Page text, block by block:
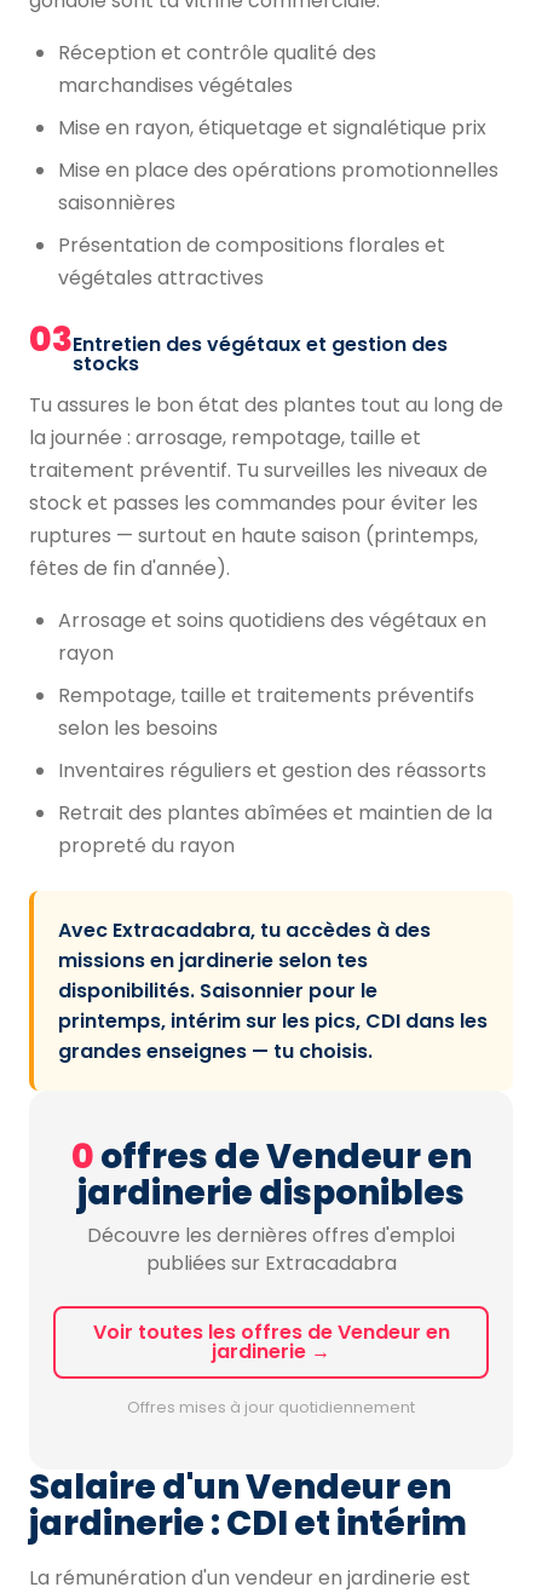
Réception et contrôle qualité des
marchandises végétales
Mise en rayon, étiquetage et signalétique prix
Mise en place des opérations promotionnelles
saisonnières
Présentation de compositions florales et
végétales attractives
03Entretien des végétaux et gestion des
stocks
Tu assures le bon état des plantes tout au long de
la journée : arrosage, rempotage, taille et
traitement préventif. Tu surveilles les niveaux de
stock et passes les commandes pour éviter les
ruptures — surtout en haute saison (printemps,
fêtes de fin d'année).
Arrosage et soins quotidiens des végétaux en
rayon
Rempotage, taille et traitements préventifs
selon les besoins
Inventaires réguliers et gestion des réassorts
Retrait des plantes abîmées et maintien de la
propreté du rayon
Avec Extracadabra, tu accèdes à des
missions en jardinerie selon tes
disponibilités. Saisonnier pour le
printemps, intérim sur les pics, CDI dans les
grandes enseignes — tu choisis.
0offres de Vendeur en
jardinerie disponibles
Découvre les dernières offres d'emploi
publiées sur Extracadabra
Voir toutes les offres de Vendeur en
jardinerie →
Offres mises à jour quotidiennement
Salaire d'un Vendeur en
jardinerie : CDI et intérim
La rémunération d'un vendeur en jardinerie est